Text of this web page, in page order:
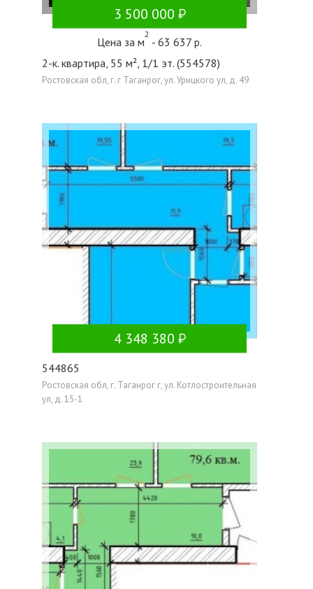
3 500 000
Цена за м
2
- 63 637 р.
2-к. квартира, 55 м², 1/1 эт. (554578)
Ростовская обл, г. г Таганрог, ул. Урицкого ул, д. 49
4 348 380
544865
Ростовская обл, г. Таганрог г, ул. Котлостроительная
ул, д. 15-1